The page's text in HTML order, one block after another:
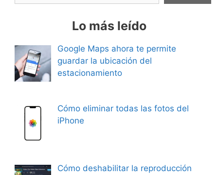
Lo más leído
Google Maps ahora te permite
guardar la ubicación del
estacionamiento
Cómo eliminar todas las fotos del
iPhone
Cómo deshabilitar la reproducción